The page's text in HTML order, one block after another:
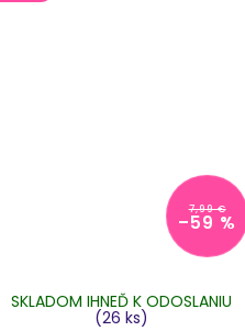
7,99 €
–59 %
SKLADOM IHNEĎ K ODOSLANIU
(26 ks)